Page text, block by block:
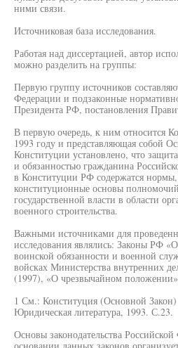
ними связи.
Источниковая база исследования.
Работая над диссертацией, автор
можно разделить на группы:
Первую группу источников
Федерации и подзаконные
Президента РФ, постановления
В первую очередь, к ним относится
1993 году и представляющая собой
Конституции установлено, что
и обязанностью гражданина
в Конституции РФ содержатся
конституционные основы
государственной власти в области
военного строительства.
Важными источниками для
исследования являлись: Законы РФ
воинской обязанности и военной
войсках Министерства внутренних
(1997), «О чрезвычайном
1 См.: Конституция (Основной
Юридическая литература, 1993. С.23.
Основы законодательства